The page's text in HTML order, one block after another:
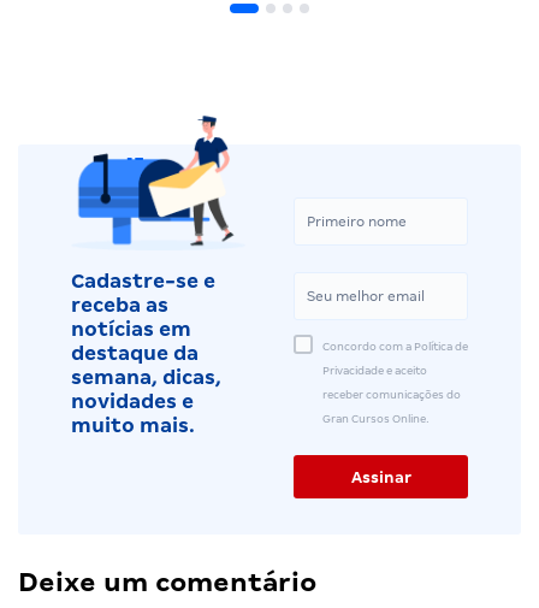
Cadastre-se e
receba as
notícias em
destaque da
semana, dicas,
novidades e
muito mais.
Concordo com a Política de
Privacidade e aceito
receber comunicações do
Gran Cursos Online.
Deixe um comentário